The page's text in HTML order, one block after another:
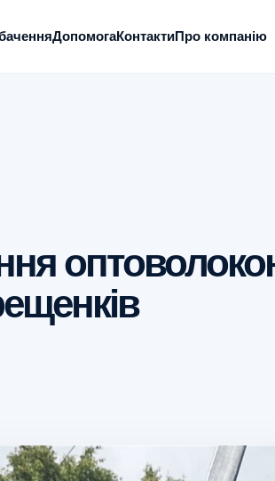
ДопомогаКонтактиПро компанію